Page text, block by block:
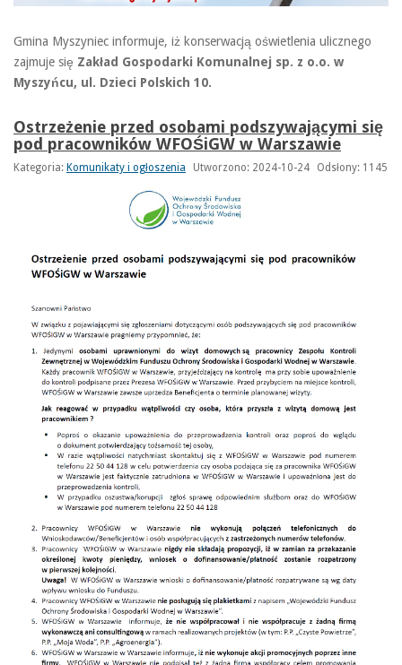
Gmina Myszyniec informuje, iż konserwacją oświetlenia ulicznego
zajmuje się Zakład Gospodarki Komunalnej sp. z o.o. w
Myszyńcu, ul. Dzieci Polskich 10.
Ostrzeżenie przed osobami podszywającymi się
pod pracowników WFOŚiGW w Warszawie
Kategoria: Komunikaty i ogłoszenia Utworzono: 2024-10-24 Odsłony: 1145